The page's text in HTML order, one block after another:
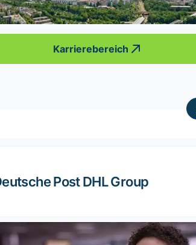
Karrierebereich
Post DHL Group